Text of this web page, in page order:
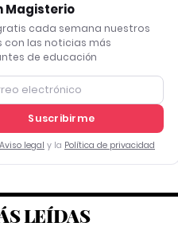
Magisterio
cada semana nuestros
con las noticias más
de educación
Suscribirme
Aviso legal y la Política de privacidad
LEÍDAS